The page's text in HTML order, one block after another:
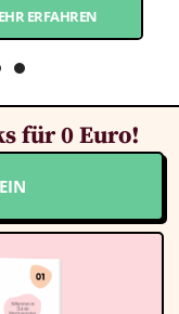
MEHR ERFAHREN
für 0 Euro!